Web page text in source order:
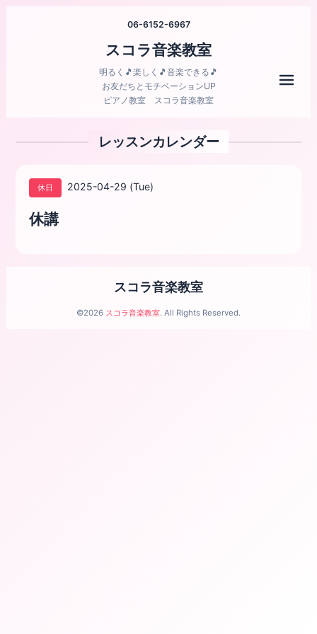
06-6152-6967
スコラ音楽教室
明るく🎵楽しく🎵音楽できる🎵
お友だちとモチベーションUP
ピアノ教室 スコラ音楽教室
レッスンカレンダー
休日 2025-04-29 (Tue)
休講
スコラ音楽教室
©2026 スコラ音楽教室. All Rights Reserved.